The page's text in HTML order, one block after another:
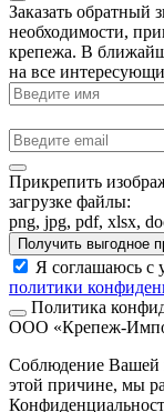
Заказать обратный
необходимости,
крепежа. В
на все
Прикрепить
загрузке файлы:
png, jpg, pdf, xlsx,
Получить выгодное
Я соглашаюсь с
политики
Политика
ООО «Крепеж-
Соблюдение Вашей
этой причине, мы